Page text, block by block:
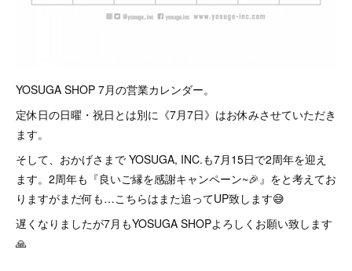
YOSUGA SHOP 7月の営業カレンダー。
定休日の日曜・祝日とは別に《7月7日》はお休みさせていただき
ます。
そして、おかげさまで YOSUGA, INC.も7月15日で2周年を迎え
ます。2周年も『良いご縁を感謝キャンペーン~🎉』をと考えてお
りますがまだ何も…こちらはまた追ってUP致します😅
遅くなりましたが7月もYOSUGA SHOPよろしくお願い致します
🙏